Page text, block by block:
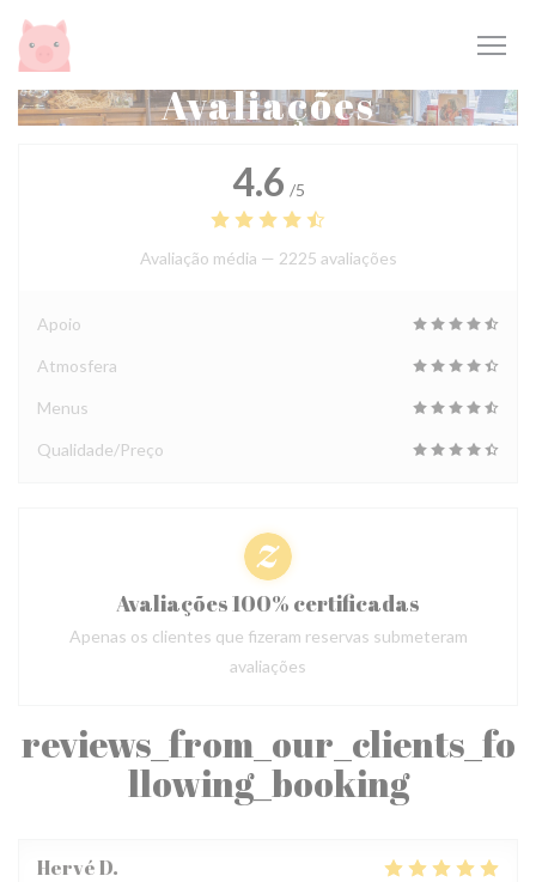
Painel de Gerenciamento de Cookies
Avaliações
reviews_from_our_clients_fo
llowing_booking
HervéD
4.6 /5
Avaliação média — 2225 avaliações
Apoio
Atmosfera
Menus
Qualidade/Preço
Avaliações 100% certificadas
Apenas os clientes que fizeram reservas submeteram
avaliações